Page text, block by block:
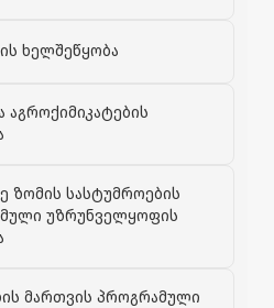
ხელშეწყობა
აგროქიმიკატების
ზომის სასტუმროების
უზრუნველყოფის
მართვის პროგრამული